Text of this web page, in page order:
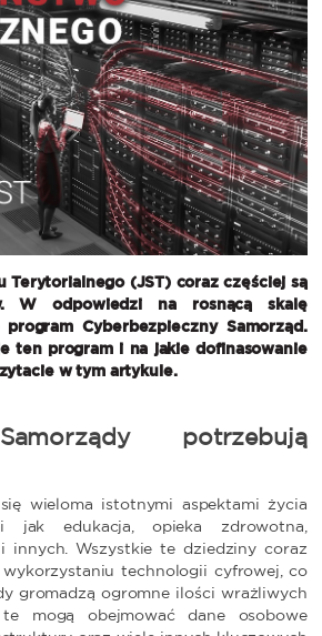
Terytorialnego (JST) coraz częściej są
W odpowiedzi na rosnącą skalę
Cyberbezpieczny Samorząd.
ten program i na jakie dofinasowanie
w tym artykule.
potrzebują
wieloma istotnymi aspektami życia
jak edukacja, opieka zdrowotna,
innych. Wszystkie te dziedziny coraz
technologii cyfrowej, co
gromadzą ogromne ilości wrażliwych
te mogą obejmować dane osobowe